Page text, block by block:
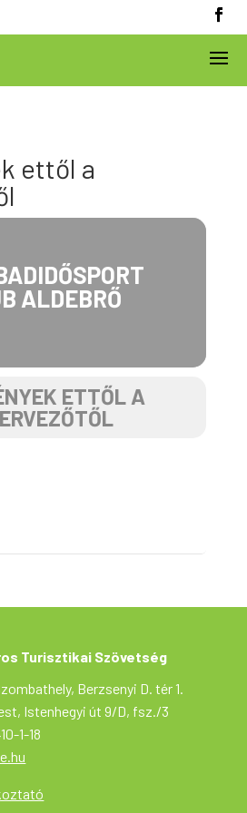
ettől a
ALDEBRŐ
ETTŐL A
Turisztikai Szövetség
Berzsenyi D. tér 1.
Istenhegyi út 9/D, fsz./3
1-18